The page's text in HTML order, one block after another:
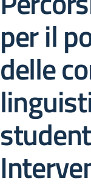
per il
delle